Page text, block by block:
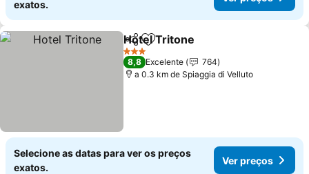
exatos.
PartilharAdicionar aos favoritos
Hotel Tritone
3 Estrelas
8,8 Excelente
764
a 0.3 km de Spiaggia di Velluto
Selecione as datas para ver os preços
exatos.
Ver preços